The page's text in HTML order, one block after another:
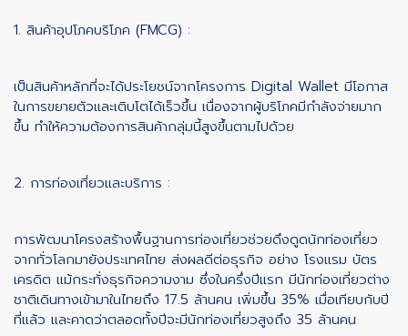
1. สินค้าอุปโภคบริโภค (FMCG) :
เป็นสินค้าหลักที่จะได้ประโยชน์จากโครงการ Digital Wallet มีโอกาส
ในการขยายตัวและเติบโตได้เร็วขึ้น เนื่องจากผู้บริโภคมีกำลังจ่ายมาก
ขึ้น ทำให้ความต้องการสินค้ากลุ่มนี้สูงขึ้นตามไปด้วย
2. การท่องเที่ยวและบริการ :
การพัฒนาโครงสร้างพื้นฐานการท่องเที่ยวช่วยดึงดูดนักท่องเที่ยว
จากทั่วโลกมายังประเทศไทย ส่งผลดีต่อธุรกิจ อย่าง โรงแรม บัตร
เครดิต แม้กระทั่งธุรกิจความงาม ซึ่งในครึ่งปีแรก มีนักท่องเที่ยวต่าง
ชาติเดินทางเข้ามาในไทยถึง 17.5 ล้านคน เพิ่มขึ้น 35% เมื่อเทียบกับปี
ที่แล้ว และคาดว่าตลอดทั้งปีจะมีนักท่องเที่ยวสูงถึง 35 ล้านคน